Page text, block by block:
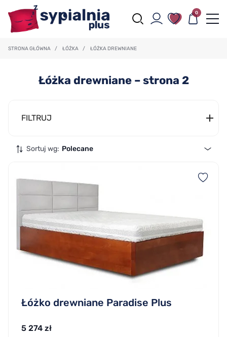
0
STRONA GŁÓWNA / ŁÓŻKA / ŁÓŻKA DREWNIANE
Łóżka drewniane – strona 2
FILTRUJ
Sortuj wg: Polecane
Łóżko drewniane Paradise Plus
5 274 zł